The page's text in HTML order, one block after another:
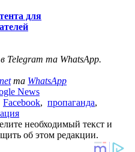
для
Telegram та WhatsApp.
та WhatsApp
News
Facebook, пропаганда,
необходимый текст и
об этом редакции.